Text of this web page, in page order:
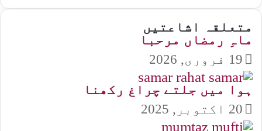
متعلقہ اشاعتیں
ماہِ رمضاں مرحبا
19 فروری, 2026
ہوا میں جلتے چراغ رکھنا
20 اکتوبر, 2025